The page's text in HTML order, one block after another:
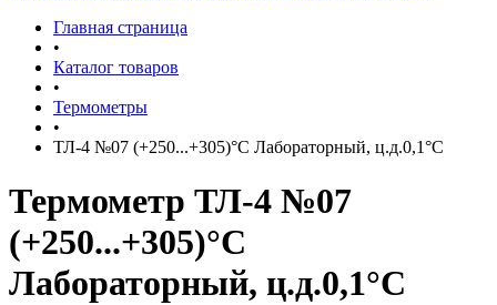
Главная страница
•
Каталог товаров
•
Термометры
•
ТЛ-4 №07 (+250...+305)°С Лабораторный, ц.д.0,1°С
Термометр ТЛ-4 №07
(+250...+305)°С
Лабораторный, ц.д.0,1°С